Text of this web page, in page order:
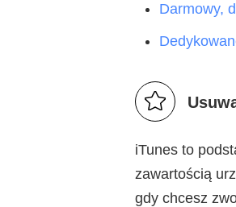
Darmowy,
iTunes to
zawartością
gdy chcesz